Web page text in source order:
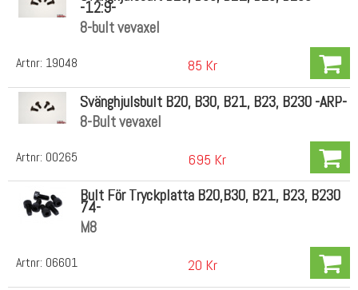
Artnr: 19048
-12:9-
8-bult vevaxel
85 Kr
Artnr: 00265
Svänghjulsbult B20, B30, B21, B23, B230 -ARP-
8-Bult vevaxel
695 Kr
Artnr: 06601
Bult För Tryckplatta B20,B30, B21, B23, B230
74-
M8
20 Kr